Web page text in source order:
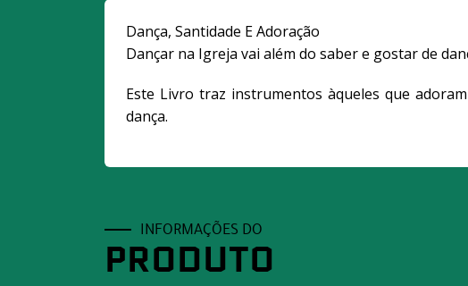
Dança, Santidade E Adoração
Dançar na Igreja vai além do saber e gostar de
Este Livro traz instrumentos àqueles que
dança.
INFORMAÇÕES DO
PRODUTO